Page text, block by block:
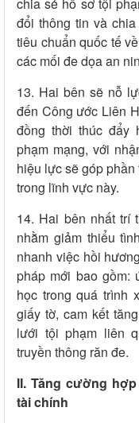
chia sẻ hồ sơ tội
đổi thông tin và
tiêu chuẩn quốc tế
các mối đe dọa an
13. Hai bên sẽ nỗ
đến Công ước Liên
đồng thời thúc đẩy
phạm mạng, với
hiệu lực sẽ góp
trong lĩnh vực này.
14. Hai bên nhất trí
nhằm giảm thiểu
nhanh việc hồi
pháp mới bao gồm:
học trong quá trình
giấy tờ, cam kết
lưới tội phạm liên
truyền thông răn đe.
II. Tăng cường
tài chính